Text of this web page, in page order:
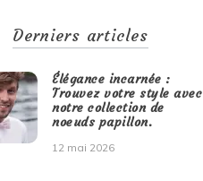
Derniers articles
Élégance incarnée :
Trouvez votre style avec
notre collection de
noeuds papillon.
12 mai 2026